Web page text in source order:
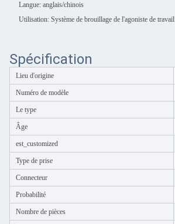
Langue: anglais/chinois
Utilisation: Système de brouillage de l'agoniste de travail
Spécification
Lieu d'origine
Numéro de modèle
Le type
Âge
est_customized
Type de prise
Connecteur
Probabilité
Nombre de pièces